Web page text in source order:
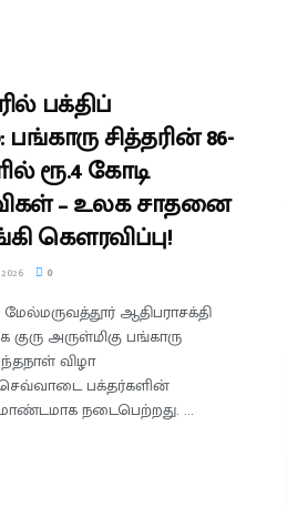
பக்திப்
சித்தரின் 86-
ரூ.4 கோடி
– உலக சாதனை
கௌரவிப்பு!
0
ஆதிபராசக்தி
அருள்மிகு பங்காரு
விழா
பக்தர்களின்
நடைபெற்றது. ...